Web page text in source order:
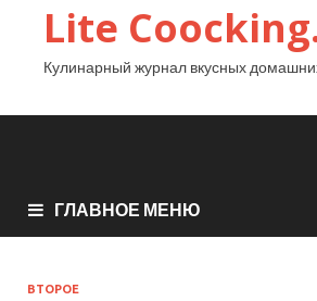
Lite
Кулинарный журнал вкусных
ГЛАВНОЕ МЕНЮ
ВТОРОЕ